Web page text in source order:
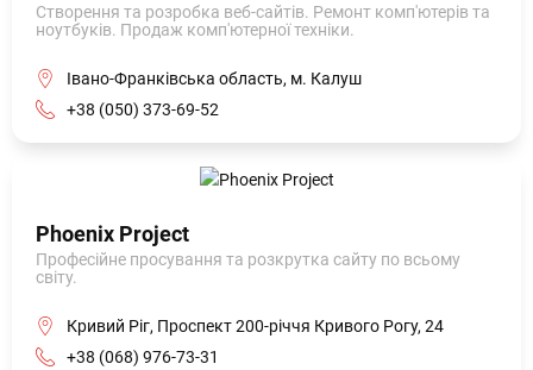
Створення та розробка веб-сайтів. Ремонт комп'ютерів та
ноутбуків. Продаж комп'ютерної техніки.
Івано-Франківська область, м. Калуш
+38 (050) 373-69-52
Phoenix Project
Професійне просування та розкрутка сайту по всьому
світу.
Кривий Ріг, Проспект 200-річчя Кривого Рогу, 24
+38 (068) 976-73-31